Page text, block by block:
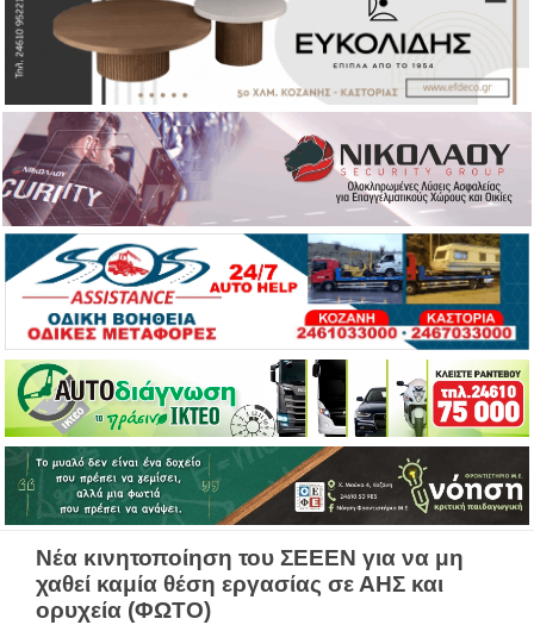
Νέα κινητοποίηση του ΣΕΕΕΝ για να μη
χαθεί καμία θέση εργασίας σε ΑΗΣ και
ορυχεία (ΦΩΤΟ)